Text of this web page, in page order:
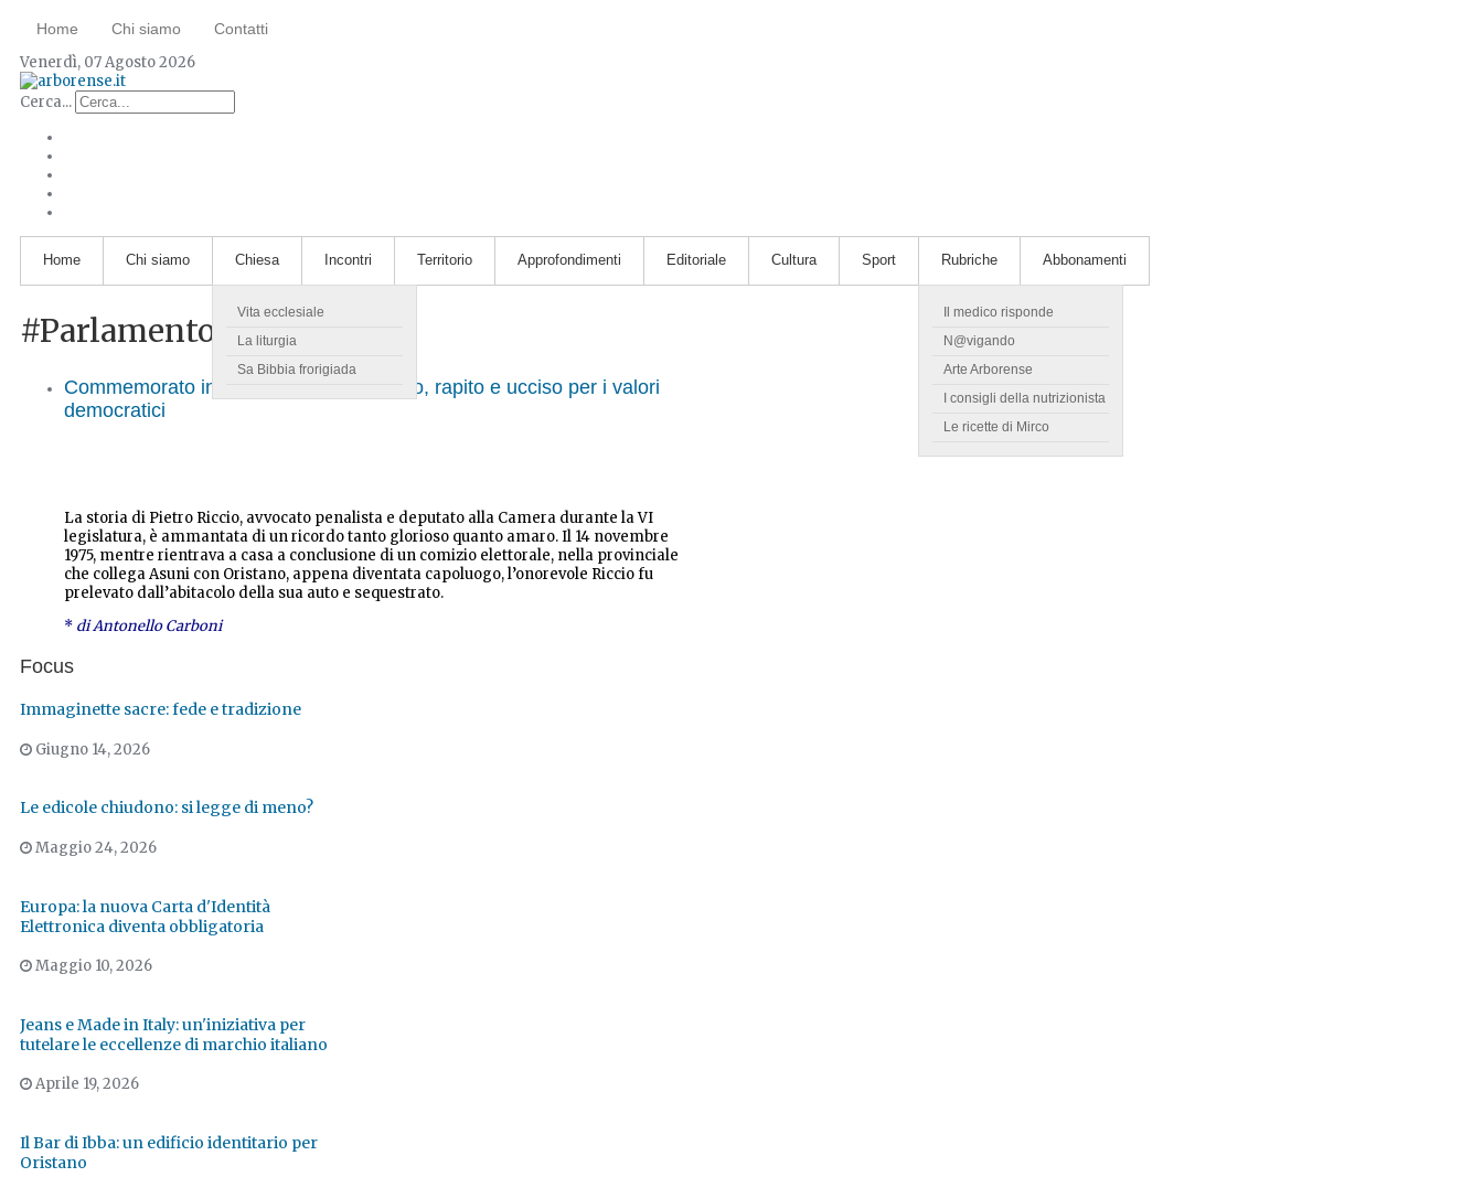
Home Chi siamo Contatti
Venerdì, 07 Agosto 2026
Cerca...
Home Chi siamo Chiesa
Vita ecclesiale
La liturgia
Sa Bibbia frorigiada
Incontri Territorio Approfondimenti Editoriale Cultura Sport Rubriche
Il medico risponde
N@vigando
Arte Arborense
I consigli della nutrizionista
Le ricette di Mirco
Abbonamenti
#Parlamento
Commemorato in Parlamento l'on. Riccio, rapito e ucciso per i valori
democratici
La storia di Pietro Riccio, avvocato penalista e deputato alla Camera durante la VI
legislatura, è ammantata di un ricordo tanto glorioso quanto amaro. Il 14 novembre
1975, mentre rientrava a casa a conclusione di un comizio elettorale, nella provinciale
che collega Asuni con Oristano, appena diventata capoluogo, l’onorevole Riccio fu
prelevato dall’abitacolo della sua auto e sequestrato.
* di Antonello Carboni
Focus
Immaginette sacre: fede e tradizione
Giugno 14, 2026
Le edicole chiudono: si legge di meno?
Maggio 24, 2026
Europa: la nuova Carta d'Identità
Elettronica diventa obbligatoria
Maggio 10, 2026
Jeans e Made in Italy: un'iniziativa per
tutelare le eccellenze di marchio italiano
Aprile 19, 2026
Il Bar di Ibba: un edificio identitario per
Oristano